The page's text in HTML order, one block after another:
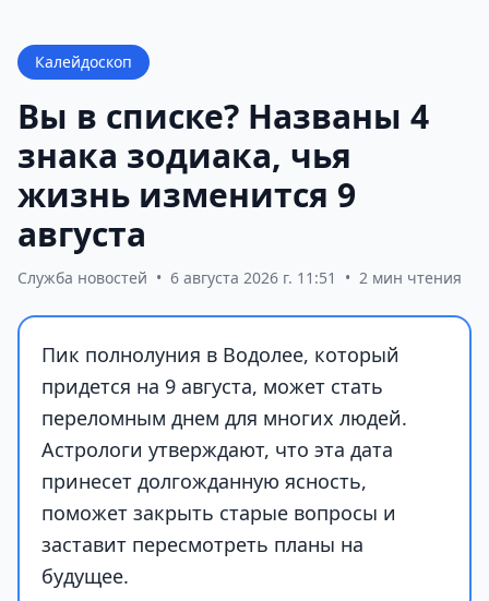
Калейдоскоп
Вы в списке? Названы 4
знака зодиака, чья
жизнь изменится 9
августа
Служба новостей • 6 августа 2026 г. 11:51 • 2 мин чтения
Пик полнолуния в Водолее, который
придется на 9 августа, может стать
переломным днем для многих людей.
Астрологи утверждают, что эта дата
принесет долгожданную ясность,
поможет закрыть старые вопросы и
заставит пересмотреть планы на
будущее.